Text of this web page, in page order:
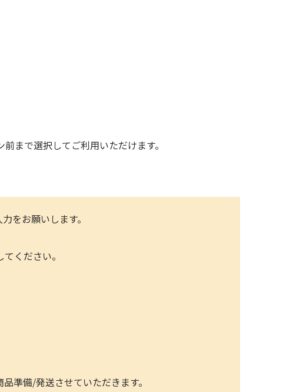
まで選択してご利用いただけます。
をお願いします。
ください。
準備/発送させていただきます。